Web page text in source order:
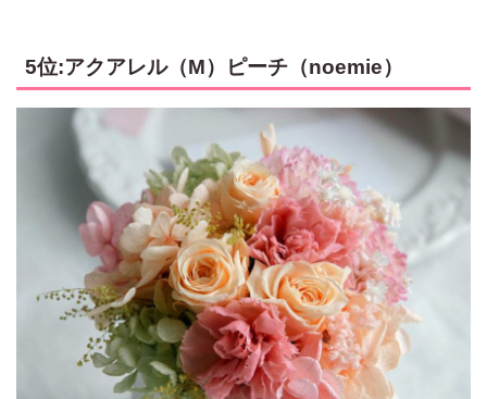
5位:アクアレル（M）ピーチ（noemie）